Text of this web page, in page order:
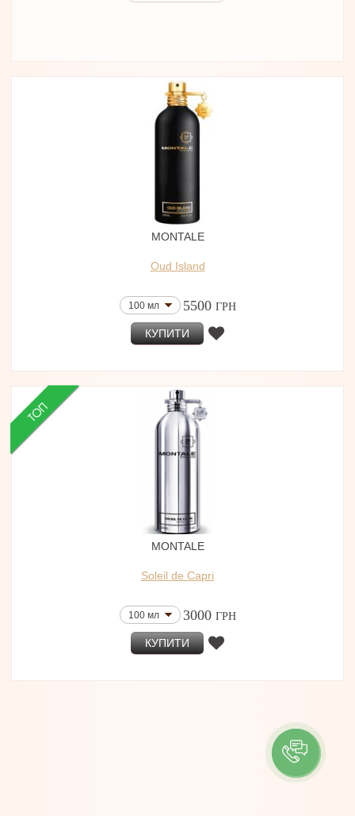
MONTALE
Oud Island
100 мл 5500 ГРН
КУПИТИ
MONTALE
Soleil de Capri
100 мл 3000 ГРН
КУПИТИ